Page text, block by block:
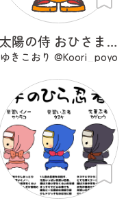
太陽の侍 おひさまくん
ゆきこおり @Koori_poyo